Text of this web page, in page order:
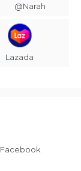
@Narah
Lazada
Facebook